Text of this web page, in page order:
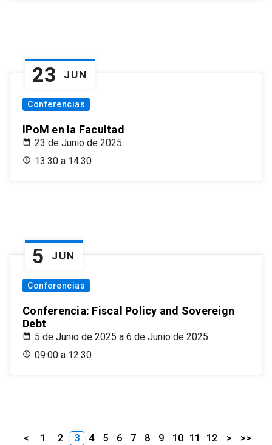
23 JUN
Conferencias
IPoM en la Facultad
23 de Junio de 2025
13:30 a 14:30
5 JUN
Conferencias
Conferencia: Fiscal Policy and Sovereign
Debt
5 de Junio de 2025 a 6 de Junio de 2025
09:00 a 12:30
< 1 2 3 4 5 6 7 8 9 10 11 12 > >>